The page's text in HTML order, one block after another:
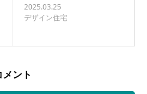
2025.03.25
デザイン住宅
メント